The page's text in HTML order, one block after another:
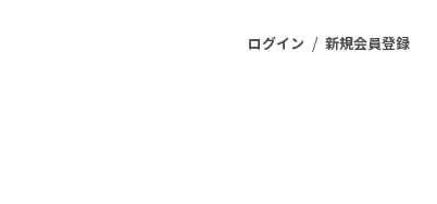
ログイン / 新規会員登録